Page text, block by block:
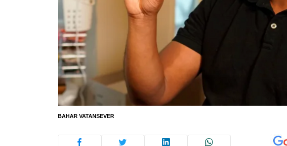
BAHAR VATANSEVER